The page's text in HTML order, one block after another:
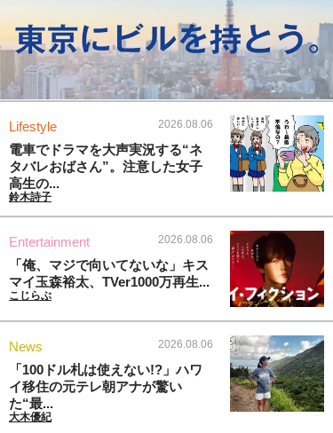
Lifestyle 2026.08.06
電車でドラマを大声実況する“ネ
タバレおばさん”。注意した女子
高生の...
鈴木詩子
Entertainment 2026.08.06
「俺、マジで向いてないな」キス
マイ玉森裕太、TVer1000万再生...
こじらぶ
News 2026.08.06
「100ドル札は使えない!?」ハワ
イ移住の元テレ朝アナが驚い
た“最...
大木優紀